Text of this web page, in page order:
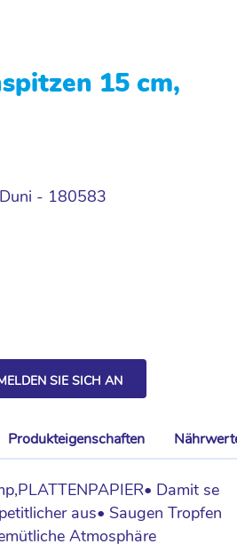
15 cm,
- 180583
SIE SICH AN
Produkteigenschaften
Damit se
aus• Saugen Tropfen
Atmosphäre